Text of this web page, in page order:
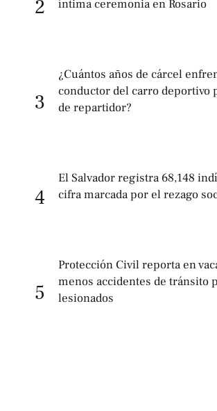
2
íntima ceremonia en Rosario
3
¿Cuántos años de cárcel
conductor del carro deportivo
de repartidor?
4
El Salvador registra 68,148
cifra marcada por el rezago
5
Protección Civil reporta en
menos accidentes de tránsito
lesionados